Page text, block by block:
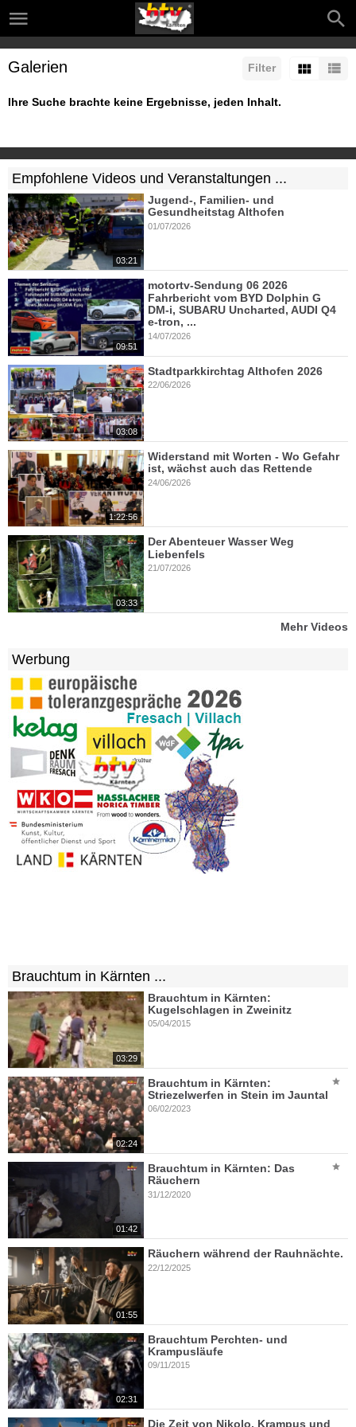
Filter
Galerien
Ihre Suche brachte keine Ergebnisse, jeden Inhalt.
Empfohlene Videos und Veranstaltungen ...
03:21
Jugend-, Familien- und
Gesundheitstag Althofen
01/07/2026
09:51
motortv-Sendung 06 2026
Fahrbericht vom BYD Dolphin G
DM-i, SUBARU Uncharted, AUDI Q4
e-tron, ...
14/07/2026
03:08
Stadtparkkirchtag Althofen 2026
22/06/2026
1:22:56
Widerstand mit Worten - Wo Gefahr
ist, wächst auch das Rettende
24/06/2026
03:33
Der Abenteuer Wasser Weg
Liebenfels
21/07/2026
Mehr Videos
Werbung
Brauchtum in Kärnten ...
03:29
Brauchtum in Kärnten:
Kugelschlagen in Zweinitz
05/04/2015
02:24
Brauchtum in Kärnten:
Striezelwerfen in Stein im Jauntal
06/02/2023
01:42
Brauchtum in Kärnten: Das
Räuchern
31/12/2020
01:55
Räuchern während der Rauhnächte.
22/12/2025
02:31
Brauchtum Perchten- und
Krampusläufe
09/11/2015
Die Zeit von Nikolo, Krampus und